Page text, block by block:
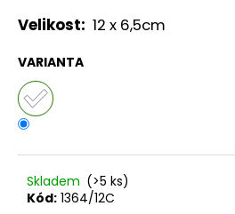
hvězdiček.
Velikost: 12 x 6,5cm
VARIANTA
Skladem (>5 ks)
Kód: 1364/12C
D
o
p
o